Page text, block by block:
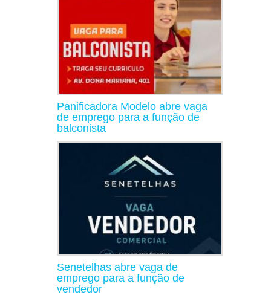
Panificadora Modelo abre vaga
de emprego para a função de
balconista
Senetelhas abre vaga de
emprego para a função de
vendedor